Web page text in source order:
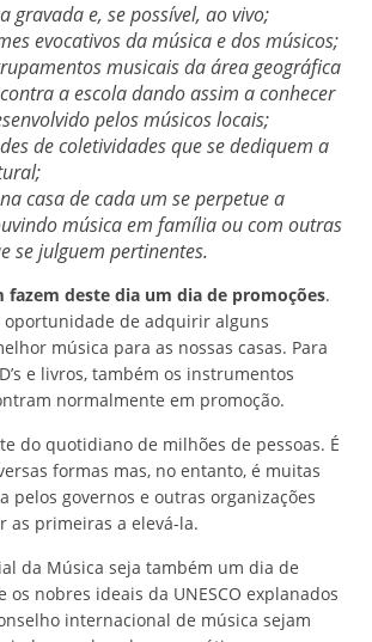
gravada e, se possível, ao vivo;
evocativos da música e dos músicos;
musicais da área geográfica
a escola dando assim a conhecer
pelos músicos locais;
de coletividades que se dediquem a
casa de cada um se perpetue a
música em família ou com outras
se julguem pertinentes.
fazem deste dia um dia de promoções.
oportunidade de adquirir alguns
música para as nossas casas. Para
e livros, também os instrumentos
normalmente em promoção.
do quotidiano de milhões de pessoas. É
formas mas, no entanto, é muitas
pelos governos e outras organizações
as primeiras a elevá-la.
da Música seja também um dia de
os nobres ideais da UNESCO explanados
internacional de música sejam